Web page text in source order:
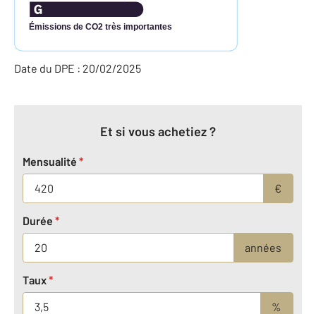
Émissions de CO2 très importantes
Date du DPE : 20/02/2025
Et si vous achetiez ?
Mensualité *
€
Durée *
années
Taux*
%